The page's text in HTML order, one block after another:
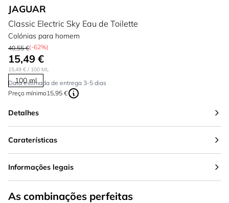
JAGUAR
Classic Electric Sky Eau de Toilette
Colónias para homem
40,55 €(-62%)
15,49 €
15,49 € / 100 ML
100 ml
Data estimada de entrega 3-5 dias
Preço mínimo15,95 €
Detalhes
Caraterísticas
Informações legais
As combinações perfeitas